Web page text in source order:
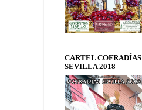
CARTEL COFRADÍAS
SEVILLA 2018